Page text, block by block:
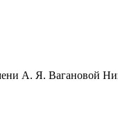
А. Я. Вагановой